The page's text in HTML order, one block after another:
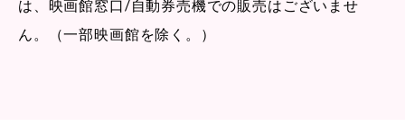
は、映画館窓口/自動券売機での販売はございませ
ん。（一部映画館を除く。）